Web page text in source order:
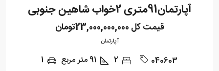
آپارتمان91متری 2خواب شاهین جنوبی
قیمت کل
آپارتمان
040603
2
91 متر مربع 1